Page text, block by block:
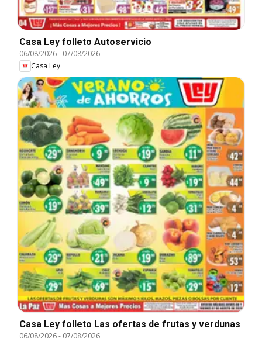
Casa Ley folleto Autoservicio
06/08/2026- 07/08/2026
Casa Ley
Casa Ley folleto Las ofertas de frutas y verdunas
06/08/2026- 07/08/2026